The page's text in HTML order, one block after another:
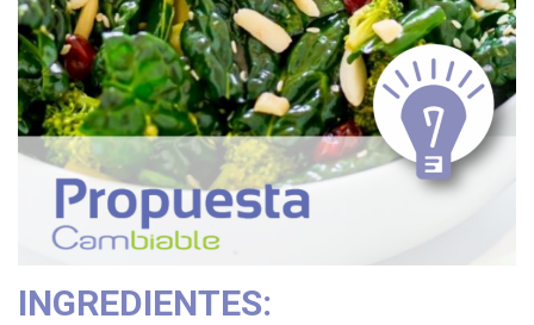
n
INGREDIENTES: